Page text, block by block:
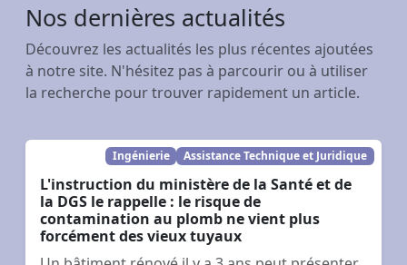
Nos dernières actualités
Découvrez les actualités les plus récentes ajoutées
à notre site. N'hésitez pas à parcourir ou à utiliser
la recherche pour trouver rapidement un article.
Ingénierie Assistance Technique et Juridique
L'instruction du ministère de la Santé et de
la DGS le rappelle : le risque de
contamination au plomb ne vient plus
forcément des vieux tuyaux